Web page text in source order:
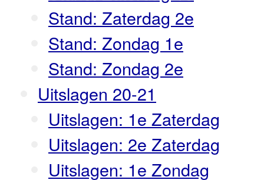
Stand: Zaterdag 2e
Stand: Zondag 1e
Stand: Zondag 2e
Uitslagen 20-21
Uitslagen: 1e Zaterdag
Uitslagen: 2e Zaterdag
Uitslagen: 1e Zondag